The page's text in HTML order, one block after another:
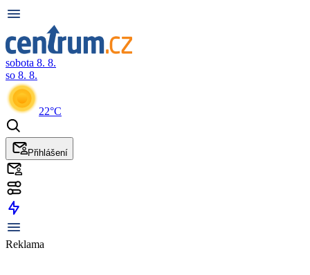
sobota 8. 8.
so 8. 8.
22°C
Přihlášení
Reklama